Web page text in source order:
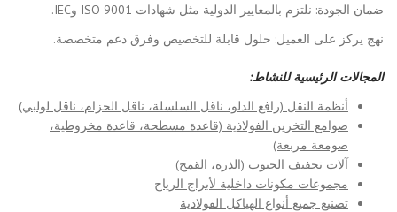
ضمان الجودة: نلتزم بالمعايير الدولية مثل شهادات ISO 9001 وIEC.
نهج يركز على العميل: حلول قابلة للتخصيص وفرق دعم متخصصة.
المجالات الرئيسية للنشاط:
أنظمة النقل (رافع الدلو، ناقل السلسلة، ناقل الحزام، ناقل لولبي)
صوامع التخزين الفولاذية (قاعدة مسطحة، قاعدة مخروطية،
صومعة مربعة)
آلات تجفيف الحبوب (الذرة، القمح)
مجموعات مكونات داخلية لأبراج الرياح
تصنيع جميع أنواع الهياكل الفولاذية